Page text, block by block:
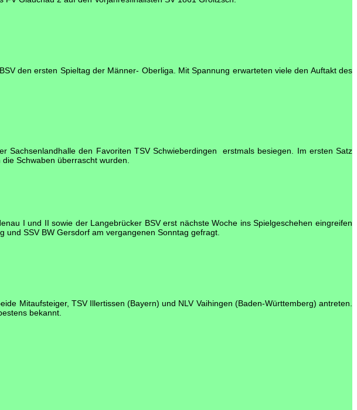
den ersten Spieltag der Männer- Oberliga. Mit Spannung erwarteten viele den Auftakt des
Sachsenlandhalle den Favoriten TSV Schwieberdingen erstmals besiegen. Im ersten Satz
Schwaben überrascht wurden.
I und II sowie der Langebrücker BSV erst nächste Woche ins Spielgeschehen eingreifen
SSV BW Gersdorf am vergangenen Sonntag gefragt.
Mitaufsteiger, TSV Illertissen (Bayern) und NLV Vaihingen (Baden-Württemberg) antreten.
bekannt.